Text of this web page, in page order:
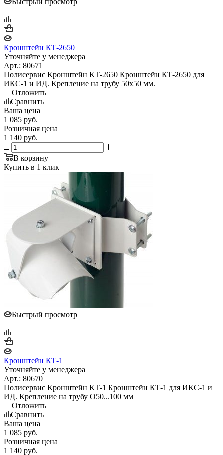
Кронштейн КТ-2650
Уточняйте у менеджера
Арт.: 80671
Полисервис Кронштейн КТ-2650 Кронштейн КТ-2650 для
ИКС-1 и ИД. Крепление на трубу 50х50 мм.
Отложить
Сравнить
Ваша цена
1 085 руб.
Розничная цена
1 140 руб.
В корзину
Купить в 1 клик
Быстрый просмотр
Кронштейн КТ-1
Уточняйте у менеджера
Арт.: 80670
Полисервис Кронштейн КТ-1 Кронштейн КТ-1 для ИКС-1 и
ИД. Крепление на трубу O50...100 мм
Отложить
Сравнить
Ваша цена
1 085 руб.
Розничная цена
1 140 руб.